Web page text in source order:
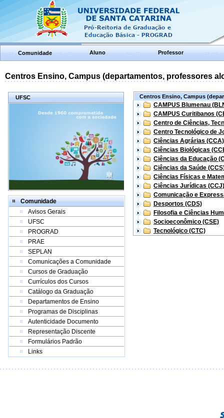
Comunidade Aluno Professor
Centros Ensino, Campus (departamentos, professores
UFSC
Comunidade
Avisos Gerais
UFSC
PROGRAD
PRAE
SEPLAN
Comunicações a Comunidade
Cursos de Graduação
Currículos dos Cursos
Catálogo da Graduação
Departamentos de Ensino
Programas de Disciplinas
Autenticidade Documento
Representação Discente
Formulários Padrão
Links
Centros Ensino, Campus
CAMPUS Blumenau
CAMPUS Curitibanos
Centro de Ciências,
Centro Tecnológico de
Ciências Agrárias (CCA)
Ciências Biológicas
Ciências da Educação
Ciências da Saúde
Ciências Físicas e
Ciências Jurídicas (CCJ)
Comunicação e
Desportos (CDS)
Filosofia e Ciências
Socioeconômico (CSE)
Tecnológico (CTC)